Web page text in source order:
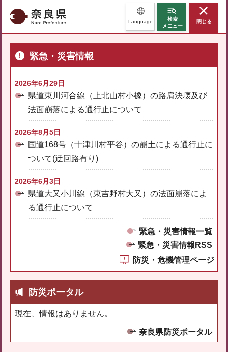
奈良県 Language
検索
メニュー
閉じる
緊急・災害情報
2026年6月29日
県道東川河合線（上北山村小橡）の路肩決壊及び
法面崩落による通行止について
2026年8月5日
国道168号（十津川村平谷）の崩土による通行止に
ついて(迂回路有り)
2026年6月3日
県道大又小川線（東吉野村大又）の法面崩落によ
る通行止について
緊急・災害情報一覧
緊急・災害情報RSS
防災・危機管理ページ
防災ポータル
現在、情報はありません。
奈良県防災ポータル